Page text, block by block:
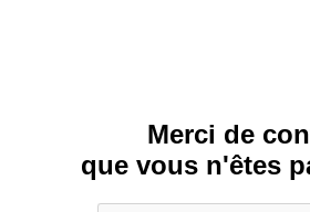
Merci de
que vous n'êtes